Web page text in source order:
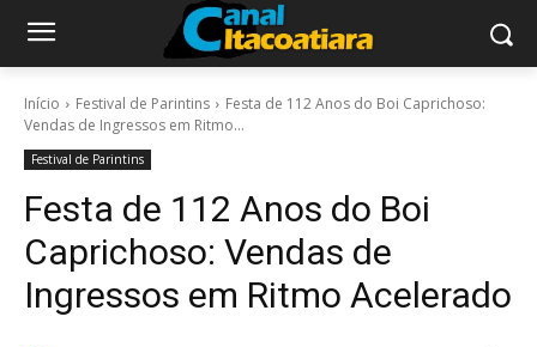
Início Festival de Parintins
Festa de 112 Anos do Boi Caprichoso:
Vendas de Ingressos em Ritmo...
Festival de Parintins
Festa de 112 Anos do Boi
Caprichoso: Vendas de
Ingressos em Ritmo Acelerado